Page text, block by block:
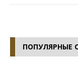
ПОПУЛЯРНЫЕ